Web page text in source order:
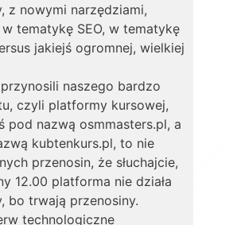
z nowymi narzędziami,
tematykę SEO, w tematykę
jakiejś ogromnej, wielkiej
naszego bardzo
czyli platformy kursowej,
pod nazwą osmmasters.pl, a
kubtenkurs.pl, to nie
przenosin, że słuchajcie,
12.00 platforma nie działa
bo trwają przenosiny.
technologiczne